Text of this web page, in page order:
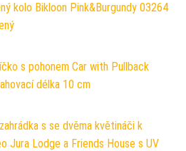
kolo Bikloon Pink&Burgundy 03264
s pohonem Car with Pullback
délka 10 cm
s se dvěma květináči k
Jura Lodge a Friends House s UV